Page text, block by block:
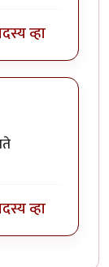
व्हा
व्हा